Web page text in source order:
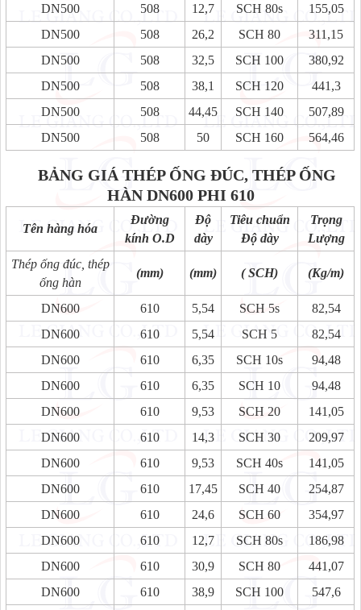
DN500
508 12,7 SCH 80s
155,05
DN500
508 26,2 SCH 80
311,15
DN500
508 32,5 SCH 100
380,92
DN500
508 38,1 SCH 120
441,3
DN500
508 44,45 SCH 140
507,89
DN500
508 50 SCH 160 564,46
BẢNG GIÁ THÉP ỐNG ĐÚC, THÉP ỐNG
HÀN DN600 PHI 610
Tên hàng hóa
Đường
kính O.D
Độ
dày
Tiêu chuẩn
Độ dày
Trọng
Lượng
Thép ống đúc, thép
ống hàn
(mm) (mm) ( SCH) (Kg/m)
DN600 610 5,54 SCH 5s
82,54
DN600
610 5,54 SCH 5
82,54
DN600
610 6,35 SCH 10s
94,48
DN600
610 6,35 SCH 10
94,48
DN600
610 9,53 SCH 20
141,05
DN600
610 14,3 SCH 30
209,97
DN600
610 9,53 SCH 40s
141,05
DN600
610 17,45 SCH 40
254,87
DN600
610 24,6 SCH 60
354,97
DN600
610 12,7 SCH 80s
186,98
DN600
610 30,9 SCH 80
441,07
DN600
610 38,9 SCH 100
547,6